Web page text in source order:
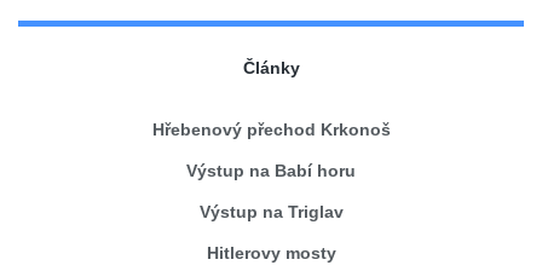
Články
Hřebenový přechod Krkonoš
Výstup na Babí horu
Výstup na Triglav
Hitlerovy mosty